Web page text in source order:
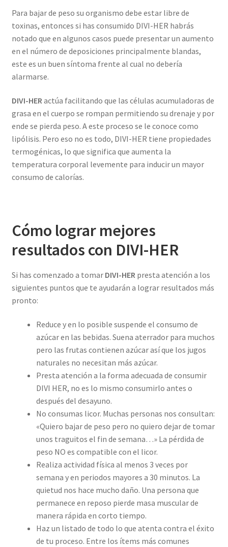
Para bajar de peso su organismo debe estar libre de
toxinas, entonces si has consumido DIVI-HER habrás
notado que en algunos casos puede presentar un aumento
en el número de deposiciones principalmente blandas,
este es un buen síntoma frente al cual no debería
alarmarse.
DIVI-HER actúa facilitando que las células acumuladoras de
grasa en el cuerpo se rompan permitiendo su drenaje y por
ende se pierda peso. A este proceso se le conoce como
lipólisis. Pero eso no es todo, DIVI-HER tiene propiedades
termogénicas, lo que significa que aumenta la
temperatura corporal levemente para inducir un mayor
consumo de calorías.
Cómo lograr mejores
resultados con DIVI-HER
Si has comenzado a tomar DIVI-HER presta atención a los
siguientes puntos que te ayudarán a lograr resultados más
pronto:
Reduce y en lo posible suspende el consumo de
azúcar en las bebidas. Suena aterrador para muchos
pero las frutas contienen azúcar así que los jugos
naturales no necesitan más azúcar.
Presta atención a la forma adecuada de consumir
DIVI HER, no es lo mismo consumirlo antes o
después del desayuno.
No consumas licor. Muchas personas nos consultan:
«Quiero bajar de peso pero no quiero dejar de tomar
unos traguitos el fin de semana…» La pérdida de
peso NO es compatible con el licor.
Realiza actividad física al menos 3 veces por
semana y en periodos mayores a 30 minutos. La
quietud nos hace mucho daño. Una persona que
permanece en reposo pierde masa muscular de
manera rápida en corto tiempo.
Haz un listado de todo lo que atenta contra el éxito
de tu proceso. Entre los ítems más comunes